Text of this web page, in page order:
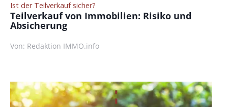
Ist der Teilverkauf sicher?
Teilverkauf von Immobilien: Risiko und
Absicherung
Von: Redaktion IMMO.info